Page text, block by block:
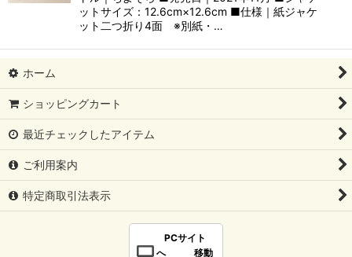
ットサイズ：12.6cm×12.6cm ■仕様｜紙ジャケ
ット二つ折り4面 ※別紙・…
ホーム
ショッピングカート
最近チェックしたアイテム
ご利用案内
特定商取引法表示
PCサイト
へ 移動